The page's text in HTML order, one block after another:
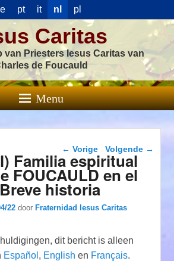
pt it nl pl
Caritas
van Priesters Iesus Caritas van
de Foucauld
Menu
Berichtnavigatie
← Vorige Volgende →
Familia espiritual
FOUCAULD en el
historia
22 doorFraternidad Iesus Caritas
dit bericht is alleen
Español , English en Français.